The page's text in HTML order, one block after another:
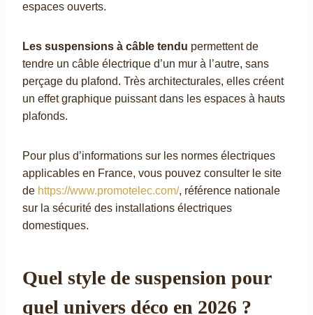
espaces ouverts.
Les suspensions à câble tendu permettent de
tendre un câble électrique d’un mur à l’autre, sans
perçage du plafond. Très architecturales, elles créent
un effet graphique puissant dans les espaces à hauts
plafonds.
Pour plus d’informations sur les normes électriques
applicables en France, vous pouvez consulter le site
de https://www.promotelec.com/, référence nationale
sur la sécurité des installations électriques
domestiques.
Quel style de suspension pour
quel univers déco en 2026 ?